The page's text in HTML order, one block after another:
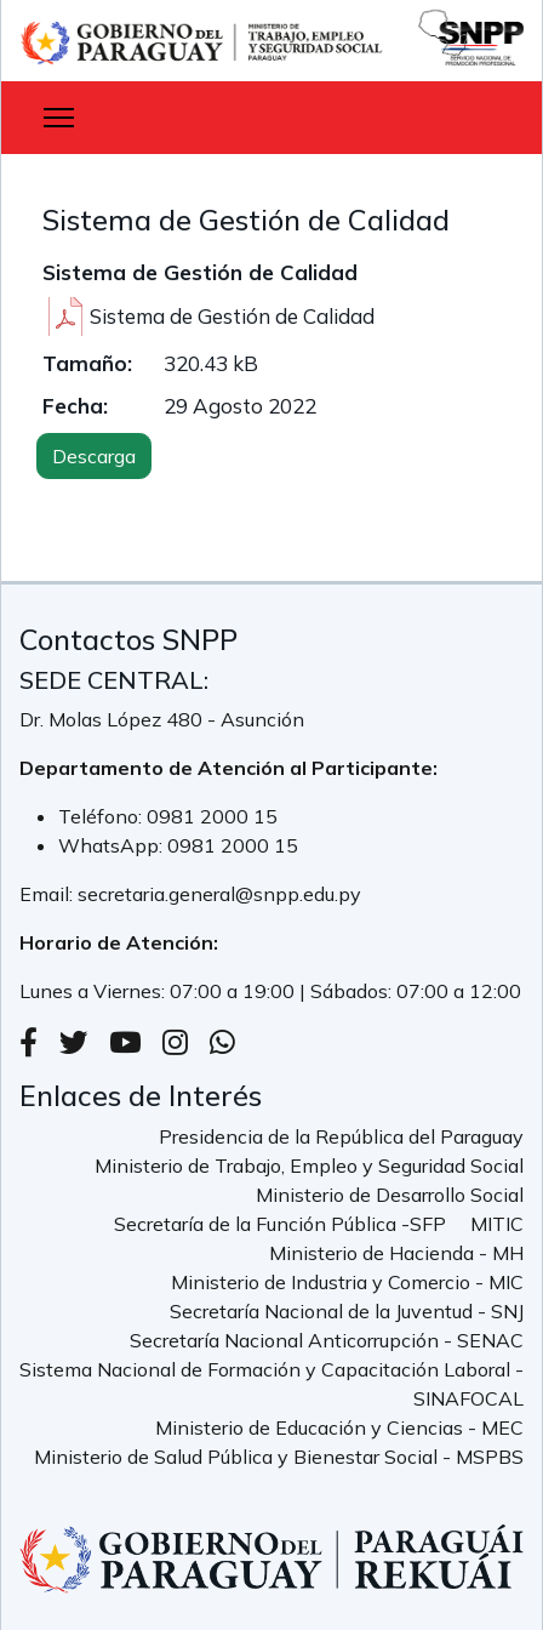
Sistema de Gestión de Calidad
Sistema de Gestión de Calidad
Sistema de Gestión de Calidad
Tamaño:
320.43 kB
Fecha:
29 Agosto 2022
Contactos SNPP
SEDE CENTRAL:
Dr. Molas López 480 - Asunción
Departamento de Atención al Participante:
Teléfono: 0981 2000 15
WhatsApp: 0981 2000 15
Email: secretaria.general@snpp.edu.py
Horario de Atención:
Lunes a Viernes: 07:00 a 19:00 | Sábados: 07:00 a 12:00
Enlaces de Interés
Presidencia de la República del Paraguay
Ministerio de Trabajo, Empleo y Seguridad Social
Ministerio de Desarrollo Social
Secretaría de la Función Pública -SFP
MITIC
Ministerio de Hacienda - MH
Ministerio de Industria y Comercio - MIC
Secretaría Nacional de la Juventud - SNJ
Secretaría Nacional Anticorrupción - SENAC
Sistema Nacional de Formación y Capacitación Laboral -
SINAFOCAL
Ministerio de Educación y Ciencias - MEC
Ministerio de Salud Pública y Bienestar Social - MSPBS